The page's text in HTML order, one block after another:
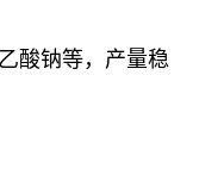
酸钠等，产量稳